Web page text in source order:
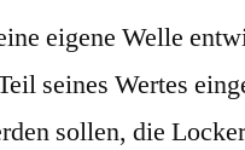
eigene Welle
seines Wertes
sollen, die